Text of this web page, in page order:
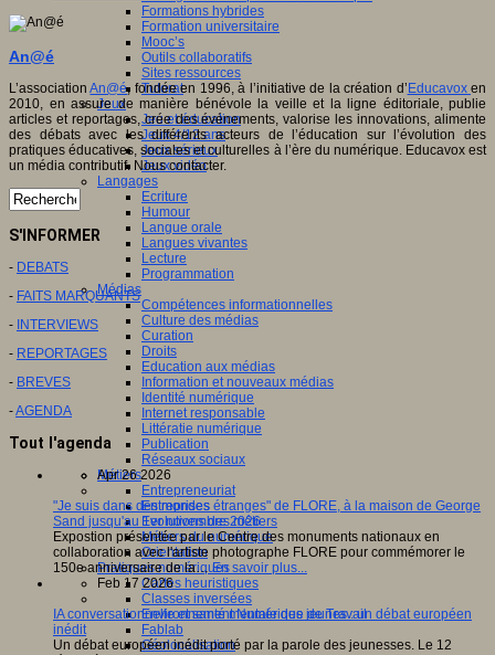
Formations hybrides
Formation universitaire
Mooc’s
Outils collaboratifs
Sites ressources
Tutorat
Jeux
Jeu et éducation
Jeux 4/12 ans
Jeux sérieux
Jeux vidéo
Langages
Ecriture
Humour
Langue orale
Langues vivantes
Lecture
Programmation
Médias
Compétences informationnelles
Culture des médias
Curation
Droits
Education aux médias
Information et nouveaux médias
Identité numérique
Internet responsable
Littératie numérique
Publication
Réseaux sociaux
Métiers
Entrepreneuriat
Entreprises
Evolutions des métiers
Métiers du numérique
Orientation
Pratiques numériques
Cartes heuristiques
Classes inversées
Environnement Numérique de Travail
Fablab
Géolocalisation
An@é
L’associationAn@é, fondée en 1996, à l’initiative de la création d’ Educavoxen
2010, en assure de manière bénévole la veille et la ligne éditoriale, publie
articles et reportages, crée des événements, valorise les innovations, alimente
des débats avec les différents acteurs de l’éducation sur l’évolution des
pratiques éducatives, sociales et culturelles à l’ère du numérique. Educavox est
un média contributif. Nous contacter.
S'INFORMER
- DEBATS
- FAITS MARQUANTS
- INTERVIEWS
- REPORTAGES
- BREVES
-AGENDA
Tout l'agenda
Apr 26 2026
"Je suis dans des mondes étranges" de FLORE, à la maison de George
Sand jusqu'au 1er novembre 2026
Expostion présentée par le Centre des monuments nationaux en
collaboration avec l'artiste photographe FLORE pour commémorer le
150e anniversaire de la…En savoir plus...
Feb 17 2026
IA conversationnelle et santé mentale des jeunes : un débat européen
inédit
Un débat européen inédit porté par la parole des jeunesses. Le 12